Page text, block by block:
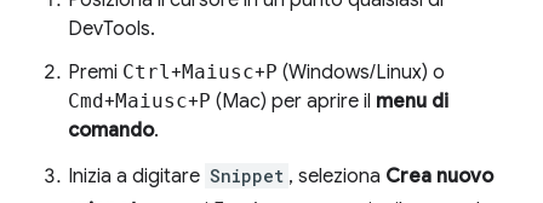
DevTools.
Premi Ctrl+Maiusc+P (Windows/Linux) o
Cmd+Maiusc+P (Mac) per aprire il menu di
comando.
Inizia a digitare Snippet , seleziona Crea nuovo